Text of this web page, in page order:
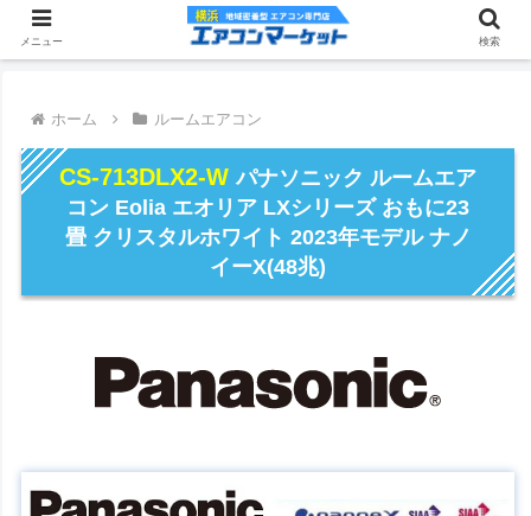
ホーム ルームエアコン
CS-713DLX2-Wパナソニック ルームエア
コン Eolia エオリア LXシリーズ おもに23
畳 クリスタルホワイト 2023年モデル ナノ
イーX(48兆)
メニュー 検索